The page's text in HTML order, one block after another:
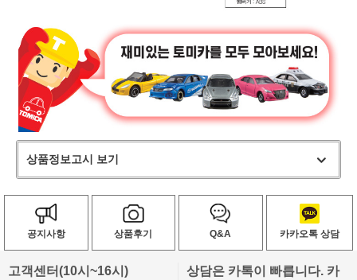
상품정보고시 보기
공지사항 상품후기 Q&A 카카오톡 상담
고객센터(10시~16시) 상담은 카톡이 빠릅니다. 카